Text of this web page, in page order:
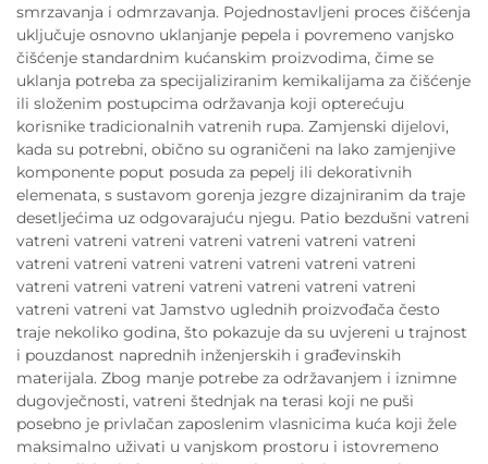
smrzavanja i odmrzavanja. Pojednostavljeni proces čišćenja
uključuje osnovno uklanjanje pepela i povremeno vanjsko
čišćenje standardnim kućanskim proizvodima, čime se
uklanja potreba za specijaliziranim kemikalijama za čišćenje
ili složenim postupcima održavanja koji opterećuju
korisnike tradicionalnih vatrenih rupa. Zamjenski dijelovi,
kada su potrebni, obično su ograničeni na lako zamjenjive
komponente poput posuda za pepelj ili dekorativnih
elemenata, s sustavom gorenja jezgre dizajniranim da traje
desetljećima uz odgovarajuću njegu. Patio bezdušni vatreni
vatreni vatreni vatreni vatreni vatreni vatreni vatreni
vatreni vatreni vatreni vatreni vatreni vatreni vatreni
vatreni vatreni vatreni vatreni vatreni vatreni vatreni
vatreni vatreni vat Jamstvo uglednih proizvođača često
traje nekoliko godina, što pokazuje da su uvjereni u trajnost
i pouzdanost naprednih inženjerskih i građevinskih
materijala. Zbog manje potrebe za održavanjem i iznimne
dugovječnosti, vatreni štednjak na terasi koji ne puši
posebno je privlačan zaposlenim vlasnicima kuća koji žele
maksimalno uživati u vanjskom prostoru i istovremeno